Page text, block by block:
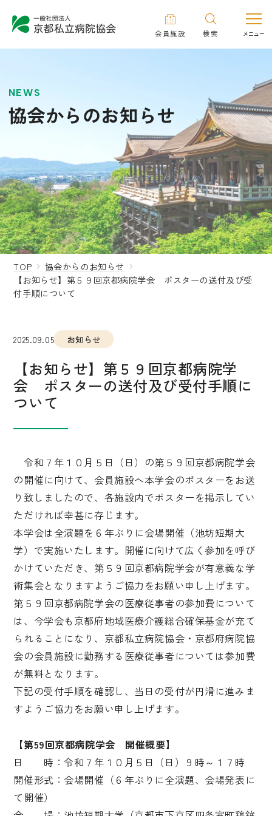
会員施設 検索
NEWS
協会からのお知らせ
TOP
協会からのお知らせ
【お知らせ】第５９回京都病院学会 ポスターの送付及び受
付手順について
2025.09.05 お知らせ
【お知らせ】第５９回京都病院学
会 ポスターの送付及び受付手順に
ついて
令和７年１０月５日（日）の第５９回京都病院学会
の開催に向けて、会員施設へ本学会のポスターをお送
り致しましたので、各施設内でポスターを掲示してい
ただければ幸甚に存じます。
本学会は全演題を６年ぶりに会場開催（池坊短期大
学）で実施いたします。開催に向けて広く参加を呼び
かけていただき、第５９回京都病院学会が有意義な学
術集会となりますようご協力をお願い申し上げます。
第５９回京都病院学会の医療従事者の参加費について
は、今学会も京都府地域医療介護総合確保基金が充て
られることになり、京都私立病院協会・京都府病院協
会の会員施設に勤務する医療従事者については参加費
が無料となります。
下記の受付手順を確認し、当日の受付が円滑に進みま
すようご協力をお願い申し上げます。
【第59回京都病院学会 開催概要】
日 時：令和７年１０月５日（日）９時～１７時
開催形式：会場開催（６年ぶりに全演題、会場発表に
て開催）